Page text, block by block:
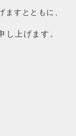
すとともに、
し上げます。